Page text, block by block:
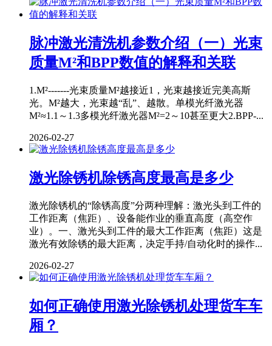
脉冲激光清洗机参数介绍（一）光束
质量M²和BPP数值的解释和关联
1.M²-------光束质量M²越接近1，光束越接近完美高斯
光。M²越大，光束越“乱”、越散。单模光纤激光器
M²≈1.1～1.3多模光纤激光器M²=2～10甚至更大2.BPP-...
2026-02-27
激光除锈机除锈高度最高是多少
激光除锈机的“除锈高度”分两种理解：激光头到工件的
工作距离（焦距）、设备能作业的垂直高度（高空作
业）。一、激光头到工件的最大工作距离（焦距）这是
激光有效除锈的最大距离，决定手持/自动化时的操作...
2026-02-27
如何正确使用激光除锈机处理货车车
厢？